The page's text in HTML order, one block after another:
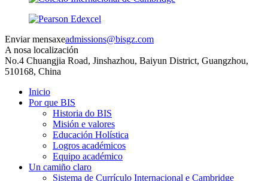
Enviar mensaxeadmissions@bisgz.com
A nosa localización
No.4 Chuangjia Road, Jinshazhou, Baiyun District, Guangzhou,
510168, China
Inicio
Por que BIS
Historia do BIS
Misión e valores
Educación Holística
Logros académicos
Equipo académico
Un camiño claro
Sistema de Currículo Internacional e Cambridge